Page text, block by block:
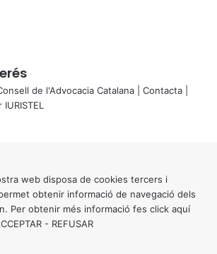
de l'Advocacia Catalana | Contacta
IURISTEL
web disposa de cookies tercers i
obtenir informació de navegació dels
Per obtenir més informació fes click aquí
- REFUSAR